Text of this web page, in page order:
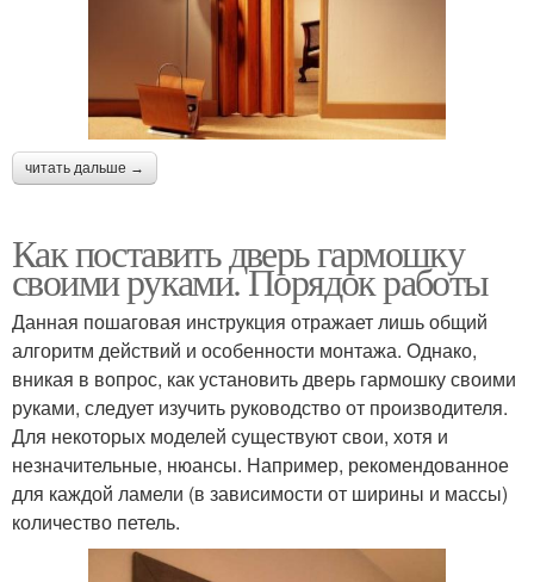
читать дальше →
Как поставить дверь гармошку
своими руками. Порядок работы
Данная пошаговая инструкция отражает лишь общий
алгоритм действий и особенности монтажа. Однако,
вникая в вопрос, как установить дверь гармошку своими
руками, следует изучить руководство от производителя.
Для некоторых моделей существуют свои, хотя и
незначительные, нюансы. Например, рекомендованное
для каждой ламели (в зависимости от ширины и массы)
количество петель.